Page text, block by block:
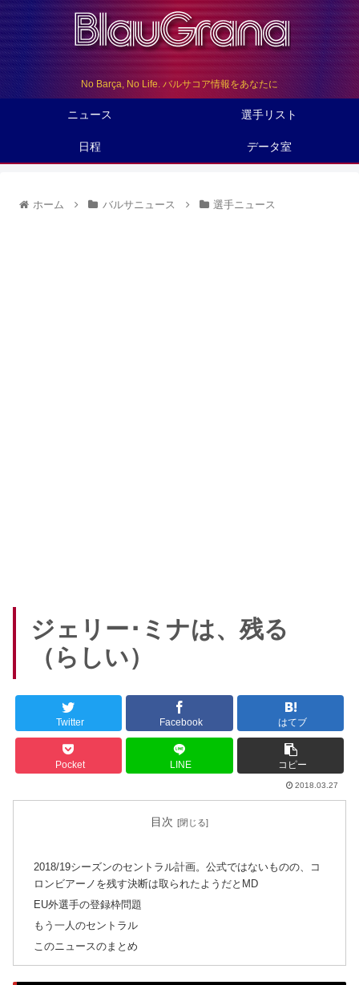
No Barça, No Life. バルサコア情報をあなたに
ニュース 選手リスト
日程 データ室
ホーム バルサニュース 選手ニュース
ジェリー･ミナは、残る
（らしい）
Twitter Facebook はてブ
Pocket LINE コピー
2018.03.27
目次
2018/19シーズンのセントラル計画。公式ではないものの、コ
ロンビアーノを残す決断は取られたようだとMD
EU外選手の登録枠問題
もう一人のセントラル
このニュースのまとめ